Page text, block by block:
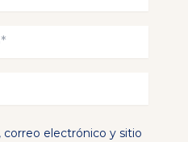
correo electrónico y sitio